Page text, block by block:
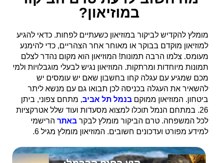
במוזיאון?
מומלץ להקדיש לביקור במוזיאון כשעתיים לפחות. כדאי להגיע
למוזיאון מוקדם בבוקר או מאוחר אחר הצהריים, כדי להימנע
מעומס. צלמו הרבה תמונות! המוזיאון הוא מקום נהדר לצלם
תמונות מיוחדות ומרתקות. המוזיאון נגיש לבעלי מוגבלויות ולמי
מכם שמגיע עם עגלה קחו בחשבון שאם יש עומסים יש
להשאיר את העגלה בכניסה לכן תבואו גם עם מנשא ליתר
ביטחון. המוזיאון ממוקם בנמל תל אביב, מתחם צפוני, ביתן
26. במתחם הנמל תוכלו למצוא מסעדות ועוד שלל אטרקציות
לכל המשפחה. טרם הביקור מומלץ לבקר באתר הרישמי
למידע מפורט ועדכונים חשובים. המוזיאון מומלץ מגיל 6.